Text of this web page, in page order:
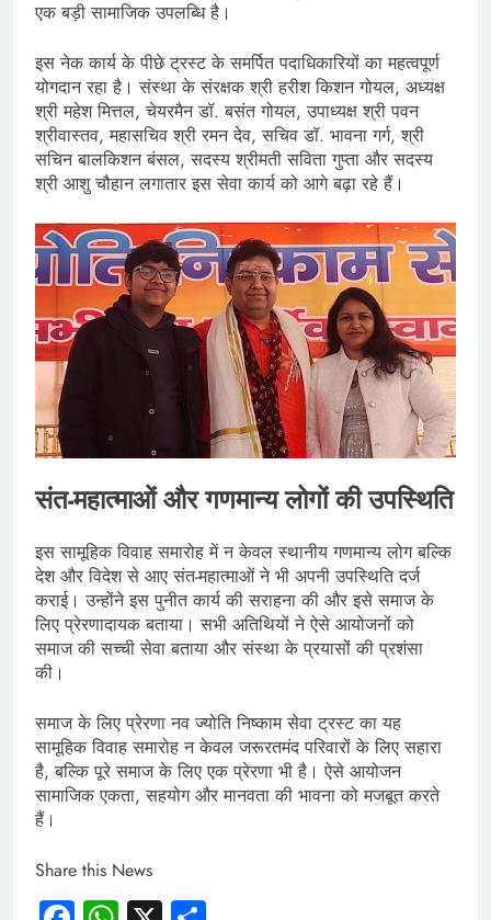
एक बड़ी सामाजिक उपलब्धि है।
इस नेक कार्य के पीछे ट्रस्ट के समर्पित पदाधिकारियों का महत्वपूर्ण
योगदान रहा है। संस्था के संरक्षक श्री हरीश किशन गोयल, अध्यक्ष
श्री महेश मित्तल, चेयरमैन डॉ. बसंत गोयल, उपाध्यक्ष श्री पवन
श्रीवास्तव, महासचिव श्री रमन देव, सचिव डॉ. भावना गर्ग, श्री
सचिन बालकिशन बंसल, सदस्य श्रीमती सविता गुप्ता और सदस्य
श्री आशु चौहान लगातार इस सेवा कार्य को आगे बढ़ा रहे हैं।
संत-महात्माओं और गणमान्य लोगों की उपस्थिति
इस सामूहिक विवाह समारोह में न केवल स्थानीय गणमान्य लोग बल्कि
देश और विदेश से आए संत-महात्माओं ने भी अपनी उपस्थिति दर्ज
कराई। उन्होंने इस पुनीत कार्य की सराहना की और इसे समाज के
लिए प्रेरणादायक बताया। सभी अतिथियों ने ऐसे आयोजनों को
समाज की सच्ची सेवा बताया और संस्था के प्रयासों की प्रशंसा
की।
समाज के लिए प्रेरणा नव ज्योति निष्काम सेवा ट्रस्ट का यह
सामूहिक विवाह समारोह न केवल जरूरतमंद परिवारों के लिए सहारा
है, बल्कि पूरे समाज के लिए एक प्रेरणा भी है। ऐसे आयोजन
सामाजिक एकता, सहयोग और मानवता की भावना को मजबूत करते
हैं।
Share this News